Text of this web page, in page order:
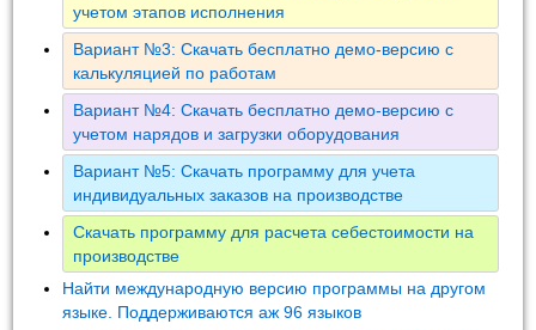
учетом этапов исполнения
Вариант №3: Скачать бесплатно демо-версию с
калькуляцией по работам
Вариант №4: Скачать бесплатно демо-версию с
учетом нарядов и загрузки оборудования
Вариант №5: Скачать программу для учета
индивидуальных заказов на производстве
Скачать программу для расчета себестоимости на
производстве
Найти международную версию программы на другом
языке. Поддерживаются аж 96 языков